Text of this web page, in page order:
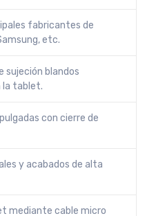
fabricantes de
etc.
sujeción blandos
la tablet.
con cierre de
y acabados de alta
mediante cable micro